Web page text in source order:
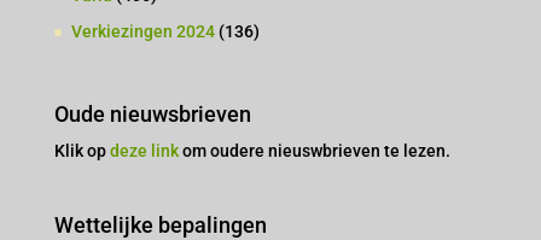
Verkiezingen 2024(136)
Oude nieuwsbrieven
Klik opdeze linkom oudere nieuswbrieven te lezen.
Wettelijke bepalingen